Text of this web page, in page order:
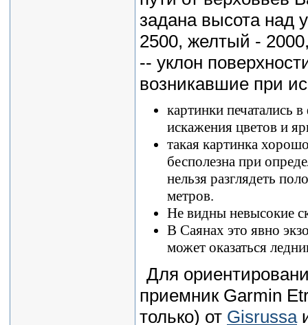
задана высота над
2500, желтый -
-- уклон
возникавшие при
картинки печатались
искажения цветов и
такая картинка
бесполезна при
нельзя разглядеть
метров.
Не видны невысокие
В Саянах это явно
может оказаться
Для
приемник Garmin
только) от Gisrussa